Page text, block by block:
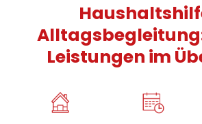
Leistungen im